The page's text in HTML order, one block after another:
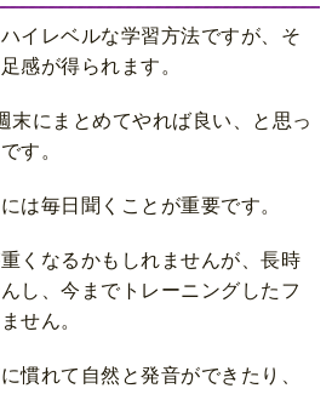
イレベルな学習方法ですが、そ
感が得られます。
末にまとめてやれば良い、と思っ
す。
は毎日聞くことが重要です。
くなるかもしれませんが、長時
し、今までトレーニングしたフ
せん。
慣れて自然と発音ができたり、